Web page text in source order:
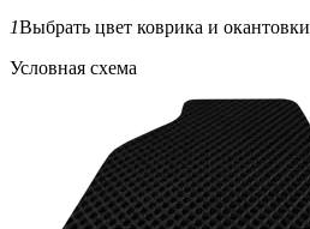
1Выбрать цвет коврика и окантовки
Условная схема